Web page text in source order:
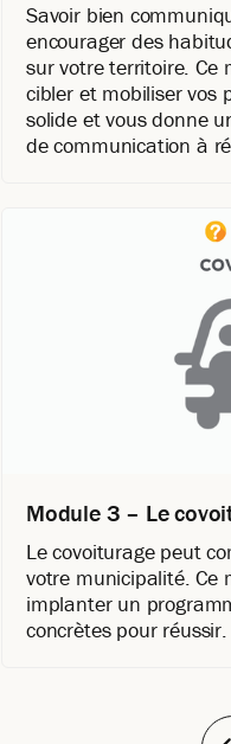
Savoir bien
encourager des
sur votre territoire. Ce
cibler et mobiliser vos
solide et vous donne
de communication à
Module 3 – Le
Le covoiturage peut
votre municipalité. Ce
implanter un
concrètes pour réussir.